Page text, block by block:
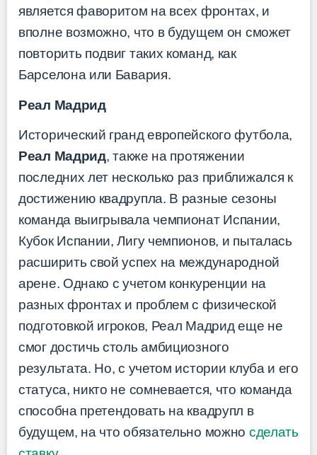
является фаворитом на всех фронтах, и
вполне возможно, что в будущем он сможет
повторить подвиг таких команд, как
Барселона или Бавария.
Реал Мадрид
Исторический гранд европейского футбола,
Реал Мадрид, также на протяжении
последних лет несколько раз приближался к
достижению квадрупла. В разные сезоны
команда выигрывала чемпионат Испании,
Кубок Испании, Лигу чемпионов, и пыталась
расширить свой успех на международной
арене. Однако с учетом конкуренции на
разных фронтах и проблем с физической
подготовкой игроков, Реал Мадрид еще не
смог достичь столь амбициозного
результата. Но, с учетом истории клуба и его
статуса, никто не сомневается, что команда
способна претендовать на квадрупл в
будущем, на что обязательно можно сделать